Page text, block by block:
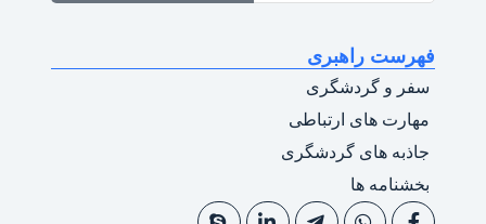
فهرست راهبری
سفر و گردشگری
مهارت های ارتباطی
جاذبه های گردشگری
بخشنامه ها